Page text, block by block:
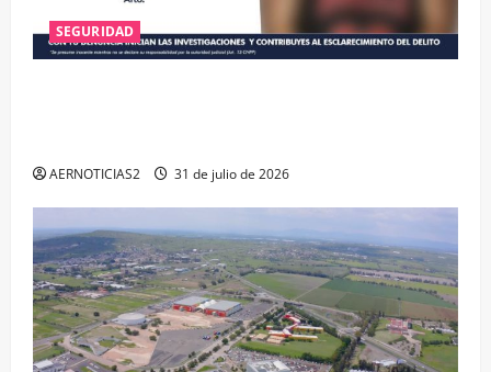
SEGURIDAD
AERNOTICIAS2 31 de julio de 2026